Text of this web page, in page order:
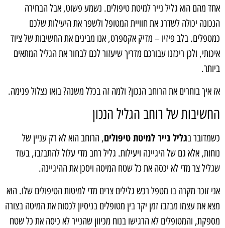
אחד מהם הוא גליל נייר למיטת טיפולים. נשמע פשוט, אבל הבחירה
הנכונה יכולה לשדרג את חוויית המטופל ולשפר את היעילות שלכם
כמטפלים. בלב פיזיו – מדיק אקספרט, אנו מבינים את החשיבות של ציוד
איכותי, ולכן ריכזנו עבורכם מדריך שיעזור לכם לבחור את הגליל המתאים
ביותר.
אז איך בוחרים את הרוחב הנכון? ולמה זה בכלל משנה? בואו נצלול פנימה.
החשיבות של רוחב הגליל הנכון
כשמדובר בגליל נייר למיטת טיפולים, הרוחב הוא לא רק עניין של
נוחות, אלא גם של היגיינה ויעילות. גליל רחב מדי עלול להתבזבז, בעוד
שגליל צר מדי לא יכסה את כל שטח המיטה ויסכן את ההיגיינה.
אני זוכר מקרה בו מטפל רכש גלילים צרים מדי למיטות הטיפולים שלו. הוא
מצא את עצמו מבזבז זמן יקר בין מטופלים בניסיון לכסות את המיטה בצורה
מספקת, והמטופלים לא הרגישו בנוח מכיוון שהנייר לא כיסה את כל שטח